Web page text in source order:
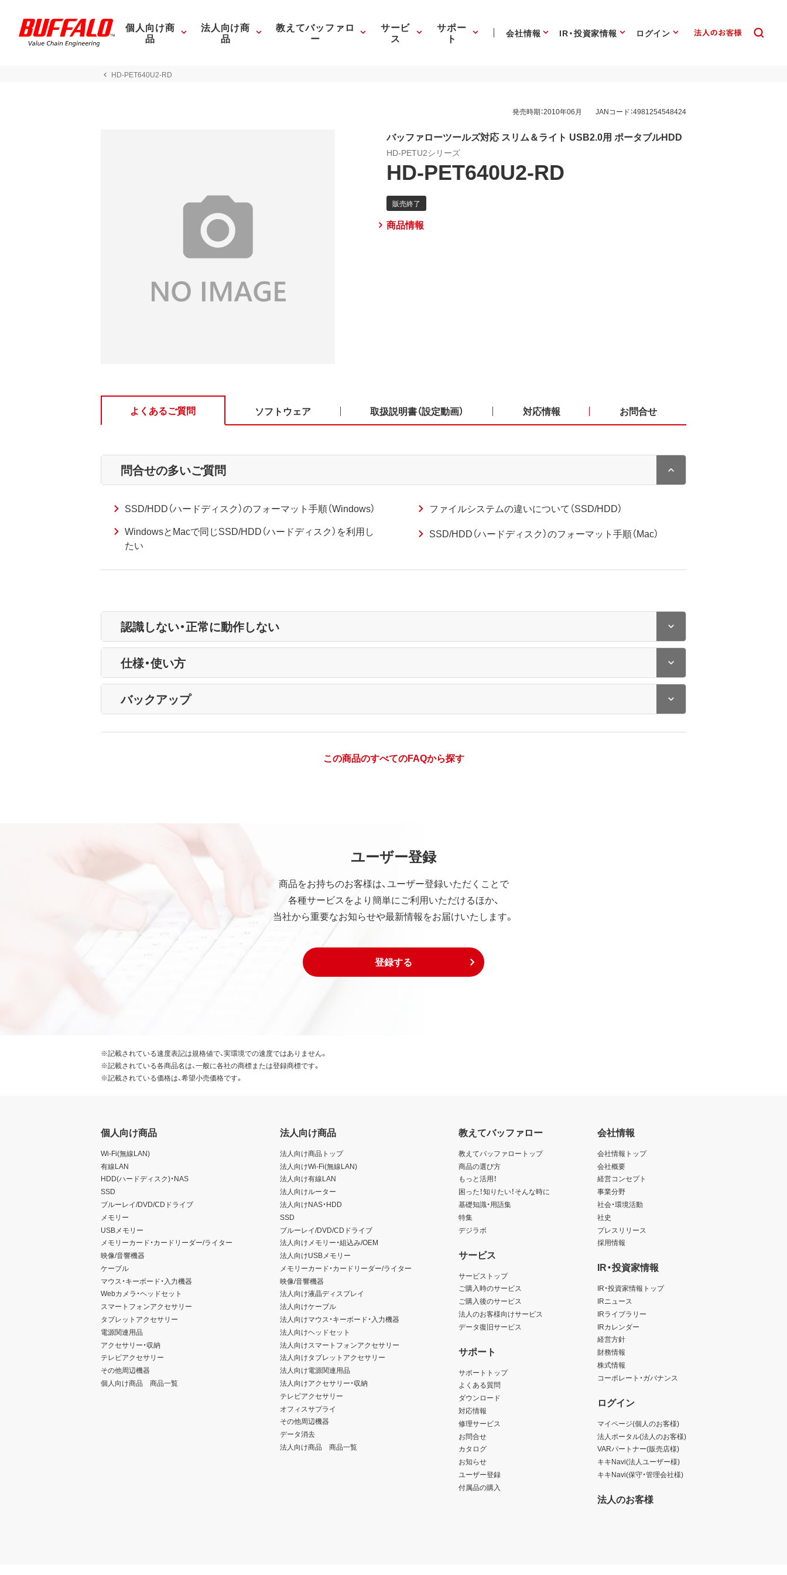
個人向け商
品
法人向け商
品
教えてバッファロ
ー
サービ
ス
サポー
ト 会社情報 IR・投資家情報 ログイン
HD-PET640U2-RD
発売時期：2010年06月 JANコード：4981254548424
バッファローツールズ対応 スリム＆ライト USB2.0用 ポータブルHDD
HD-PETU2シリーズ
HD-PET640U2-RD
商品情報
よくあるご質問 ソフトウェア 取扱説明書（設定動画） 対応情報 お問合せ
問合せの多いご質問
SSD/HDD（ハードディスク）のフォーマット手順（Windows）
ファイルシステムの違いについて（SSD/HDD）
WindowsとMacで同じSSD/HDD（ハードディスク）を利用し
たい
SSD/HDD（ハードディスク）のフォーマット手順（Mac）
認識しない・正常に動作しない
仕様・使い方
バックアップ
この商品のすべてのFAQから探す
ユーザー登録
商品をお持ちのお客様は、ユーザー登録いただくことで
各種サービスをより簡単にご利用いただけるほか、
当社から重要なお知らせや最新情報をお届けいたします。
登録する
※記載されている速度表記は規格値で、実環境での速度ではありません。
※記載されている各商品名は、一般に各社の商標または登録商標です。
※記載されている価格は、希望小売価格です。
個人向け商品
Wi-Fi(無線LAN)
有線LAN
HDD(ハードディスク)・NAS
SSD
ブルーレイ/DVD/CDドライブ
メモリー
USBメモリー
メモリーカード・カードリーダー/ライター
映像/音響機器
ケーブル
マウス・キーボード・入力機器
Webカメラ・ヘッドセット
スマートフォンアクセサリー
タブレットアクセサリー
電源関連用品
アクセサリー・収納
テレビアクセサリー
その他周辺機器
個人向け商品 商品一覧
法人向け商品
法人向け商品トップ
法人向けWi-Fi(無線LAN)
法人向け有線LAN
法人向けルーター
法人向けNAS・HDD
SSD
ブルーレイ/DVD/CDドライブ
法人向けメモリー・組込み/OEM
法人向けUSBメモリー
メモリーカード・カードリーダー/ライター
映像/音響機器
法人向け液晶ディスプレイ
法人向けケーブル
法人向けマウス・キーボード・入力機器
法人向けヘッドセット
法人向けスマートフォンアクセサリー
法人向けタブレットアクセサリー
法人向け電源関連用品
法人向けアクセサリー・収納
テレビアクセサリー
オフィスサプライ
その他周辺機器
データ消去
法人向け商品 商品一覧
教えてバッファロー
教えてバッファロートップ
商品の選び方
もっと活用！
困った！知りたい！そんな時に
基礎知識・用語集
特集
デジラボ
サービス
サービストップ
ご購入時のサービス
ご購入後のサービス
法人のお客様向けサービス
データ復旧サービス
サポート
サポートトップ
よくある質問
ダウンロード
対応情報
修理サービス
お問合せ
カタログ
お知らせ
ユーザー登録
付属品の購入
会社情報
会社情報トップ
会社概要
経営コンセプト
事業分野
社会・環境活動
社史
プレスリリース
採用情報
IR・投資家情報
IR・投資家情報トップ
IRニュース
IRライブラリー
IRカレンダー
経営方針
財務情報
株式情報
コーポレート・ガバナンス
ログイン
マイページ(個人のお客様)
法人ポータル(法人のお客様)
VARパートナー(販売店様)
キキNavi(法人ユーザー様)
キキNavi(保守・管理会社様)
法人のお客様